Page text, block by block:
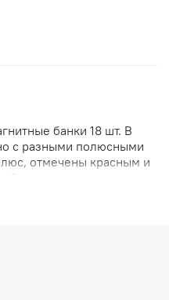
банки 18 шт. В
с разными полюсными
отмечены красным и
банки отлично
под контролем
использование на
Купить магнитные